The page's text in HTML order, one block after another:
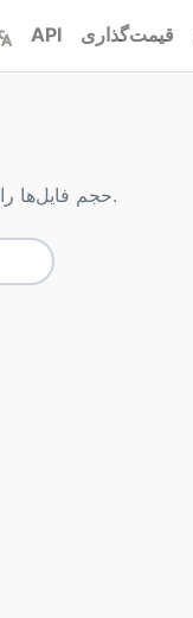
API قیمت‌گذاری
حجم فایل‌ها را کاهش دهید و در عین حال کیفیت را حفظ کنید. نوع فایل خود را در زیر انتخاب کنید.